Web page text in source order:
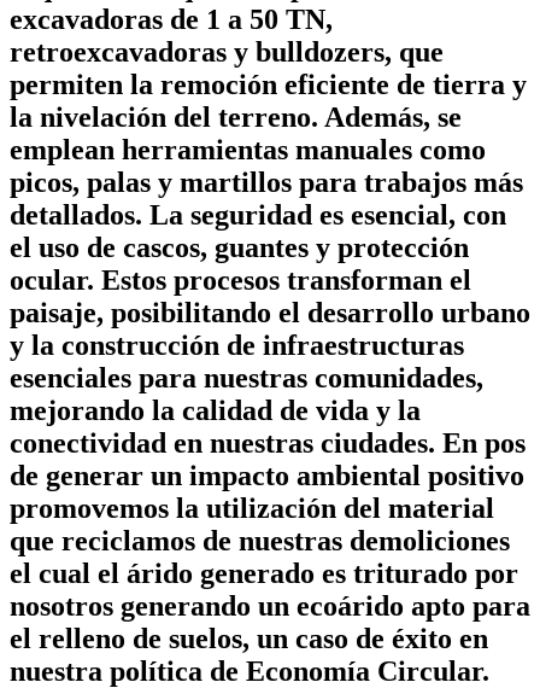
excavadoras de 1 a 50 TN,
retroexcavadoras y bulldozers, que
permiten la remoción eficiente de tierra y
la nivelación del terreno. Además, se
emplean herramientas manuales como
picos, palas y martillos para trabajos más
detallados. La seguridad es esencial, con
el uso de cascos, guantes y protección
ocular. Estos procesos transforman el
paisaje, posibilitando el desarrollo urbano
y la construcción de infraestructuras
esenciales para nuestras comunidades,
mejorando la calidad de vida y la
conectividad en nuestras ciudades. En pos
de generar un impacto ambiental positivo
promovemos la utilización del material
que reciclamos de nuestras demoliciones
el cual el árido generado es triturado por
nosotros generando un ecoárido apto para
el relleno de suelos, un caso de éxito en
nuestra política de Economía Circular.